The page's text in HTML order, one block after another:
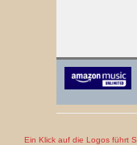
Ein Klick auf die Logos führt